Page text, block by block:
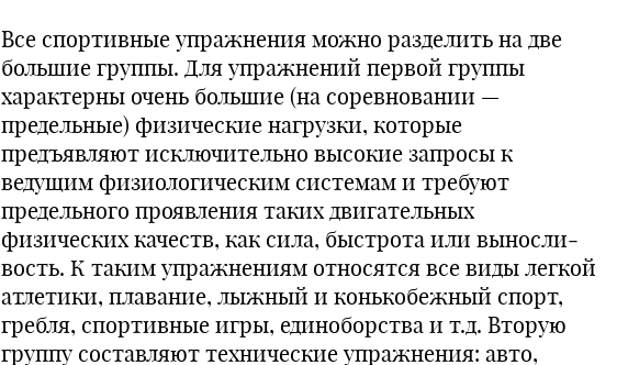
Все спортивные упражнения можно разделить на две
большие группы. Для упражнений первой группы
характерны очень боль­шие (на соревновании —
предельные) физические нагрузки, кото­рые
предъявляют исключительно высокие запросы к
ведущим фи­зиологическим системам и требуют
предельного проявления таких двигательных
физических качеств, как сила, быстрота или выносли­
вость. К таким упражнениям относятся все виды легкой
атлетики, плавание, лыжный и конькобежный спорт,
гребля, спортивные игры, единоборства и т.д. Вторую
группу составляют технические упражнения: авто,